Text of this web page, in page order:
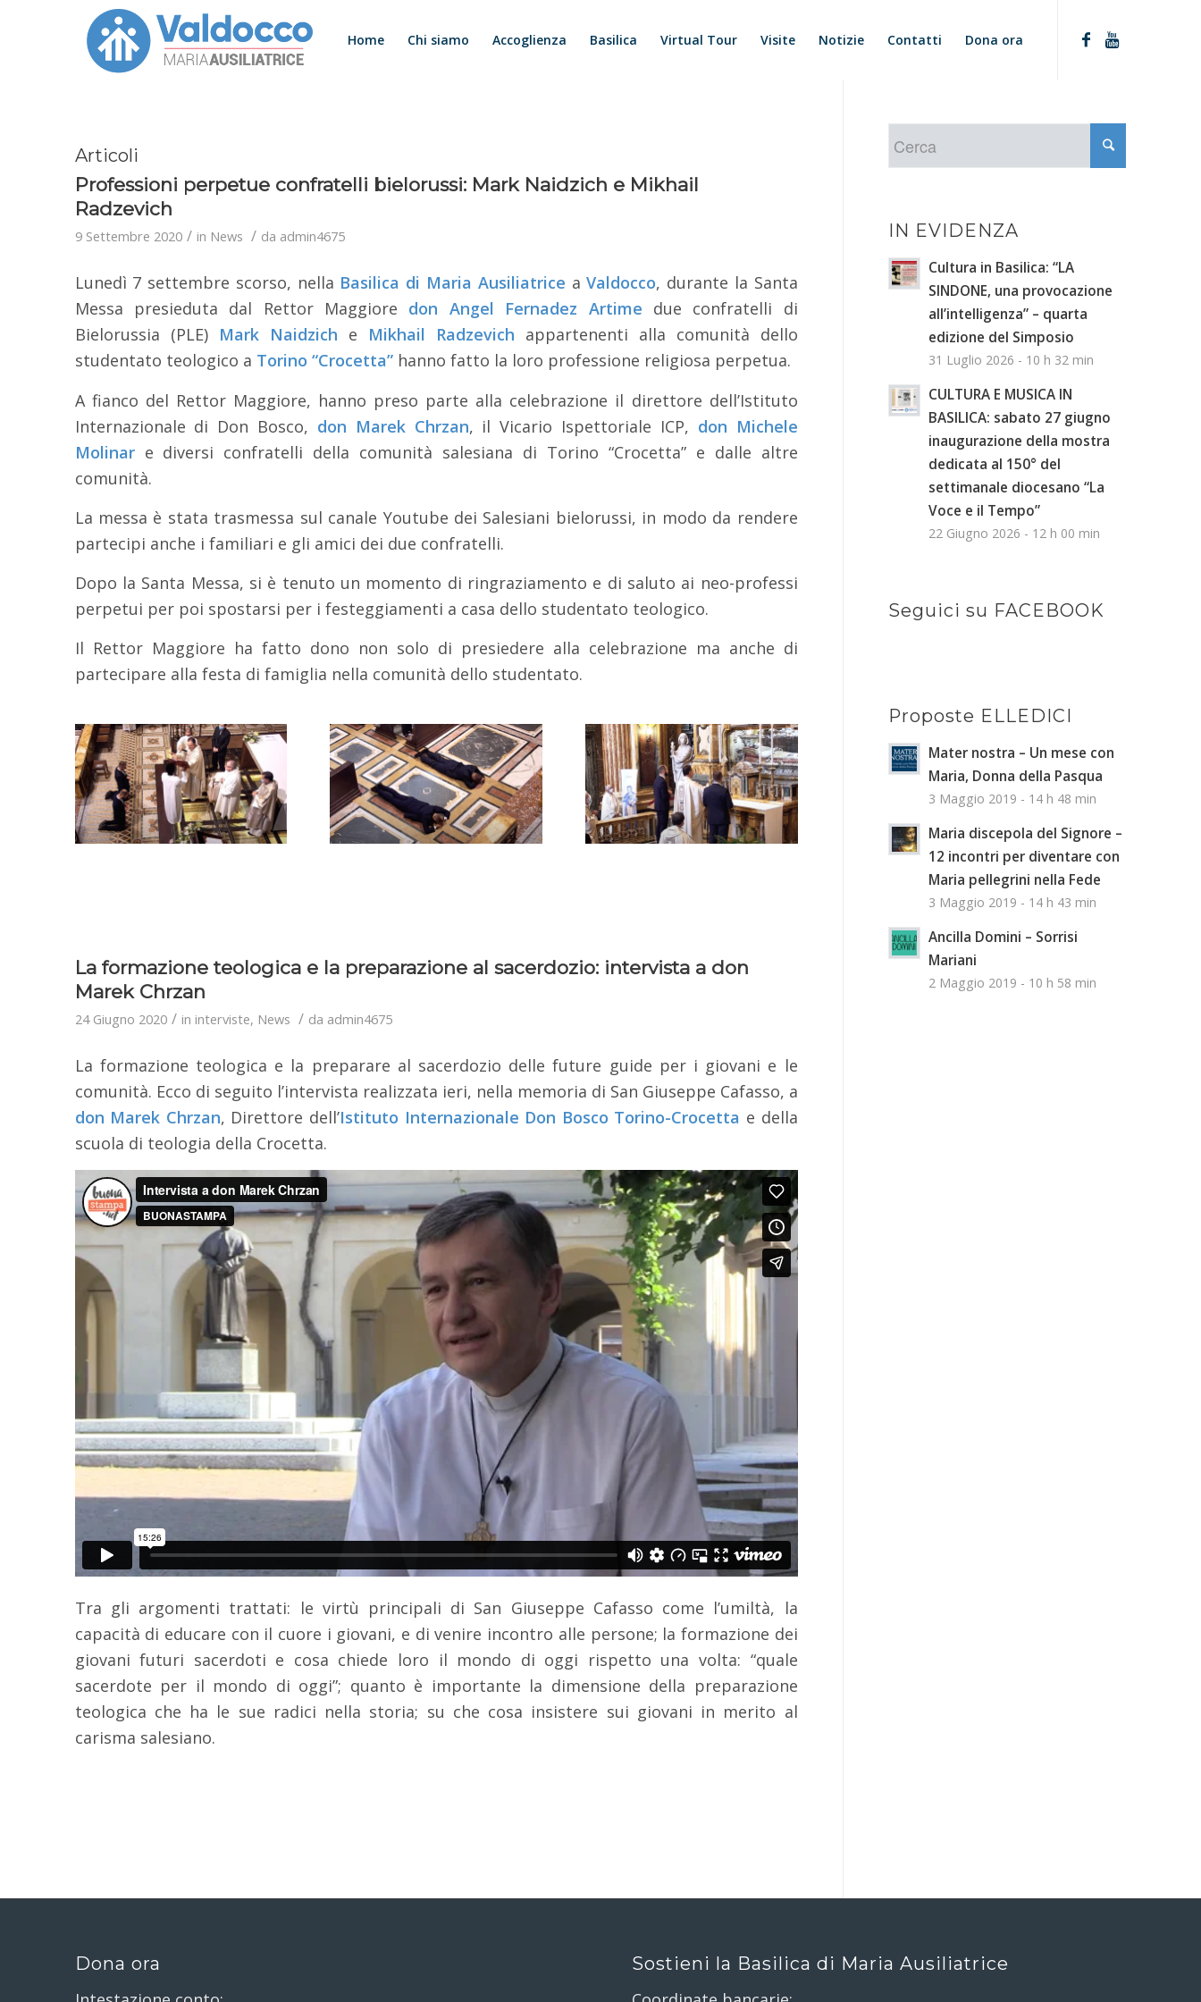
Home Chi siamo Accoglienza Basilica Virtual Tour Visite Notizie Contatti Dona ora
Articoli
Professioni perpetue confratelli bielorussi: Mark Naidzich e Mikhail
Radzevich
9 Settembre 2020 / in News / da admin4675
Lunedì 7 settembre scorso, nella Basilica di Maria Ausiliatrice aValdocco, durante la Santa
Messa presieduta dal Rettor Maggiore don Angel Fernadez Artime due confratelli di
Bielorussia (PLE) Mark Naidzich e Mikhail Radzevich appartenenti alla comunità dello
studentato teologico a Torino “Crocetta”hanno fatto la loro professione religiosa perpetua.
A fianco del Rettor Maggiore, hanno preso parte alla celebrazione il direttore dell’Istituto
Internazionale di Don Bosco, don Marek Chrzan, il Vicario Ispettoriale ICP, don Michele
Molinare diversi confratelli della comunità salesiana di Torino “Crocetta” e dalle altre
comunità.
La messa è stata trasmessa sul canale Youtube dei Salesiani bielorussi, in modo da rendere
partecipi anche i familiari e gli amici dei due confratelli.
Dopo la Santa Messa, si è tenuto un momento di ringraziamento e di saluto ai neo-professi
perpetui per poi spostarsi per i festeggiamenti a casa dello studentato teologico.
Il Rettor Maggiore ha fatto dono non solo di presiedere alla celebrazione ma anche di
partecipare alla festa di famiglia nella comunità dello studentato.
La formazione teologica e la preparazione al sacerdozio: intervista a don
Marek Chrzan
24 Giugno 2020 / in interviste, News / da admin4675
La formazione teologica e la preparare al sacerdozio delle future guide per i giovani e le
comunità. Ecco di seguito l’intervista realizzata ieri, nella memoria di San Giuseppe Cafasso, a
don Marek Chrzan, Direttore dell’Istituto Internazionale Don Bosco Torino-Crocetta e della
scuola di teologia della Crocetta.
Tra gli argomenti trattati: le virtù principali di San Giuseppe Cafasso come l’umiltà, la
capacità di educare con il cuore i giovani, e di venire incontro alle persone; la formazione dei
giovani futuri sacerdoti e cosa chiede loro il mondo di oggi rispetto una volta: “quale
sacerdote per il mondo di oggi”; quanto è importante la dimensione della preparazione
teologica che ha le sue radici nella storia; su che cosa insistere sui giovani in merito al
carisma salesiano.
IN EVIDENZA
Cultura in Basilica: “LA
SINDONE, una provocazione
all’intelligenza” – quarta
edizione del Simposio
31 Luglio 2026 - 10 h 32 min
CULTURA E MUSICA IN
BASILICA: sabato 27 giugno
inaugurazione della mostra
dedicata al 150° del
settimanale diocesano “La
Voce e il Tempo”
22 Giugno 2026 - 12 h 00 min
Seguici su FACEBOOK
Proposte ELLEDICI
Mater nostra – Un mese con
Maria, Donna della Pasqua
3 Maggio 2019 - 14 h 48 min
Maria discepola del Signore –
12 incontri per diventare con
Maria pellegrini nella Fede
3 Maggio 2019 - 14 h 43 min
Ancilla Domini – Sorrisi
Mariani
2 Maggio 2019 - 10 h 58 min
Dona ora
Sostieni la Basilica di Maria Ausiliatrice